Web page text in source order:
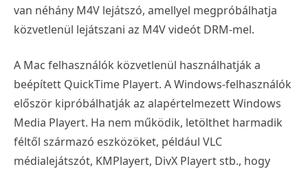
van néhány M4V lejátszó, amellyel megpróbálhatja
közvetlenül lejátszani az M4V videót DRM-mel.
A Mac felhasználók közvetlenül használhatják a
beépített QuickTime Playert. A Windows-felhasználók
először kipróbálhatják az alapértelmezett Windows
Media Playert. Ha nem működik, letölthet harmadik
féltől származó eszközöket, például VLC
médialejátszót, KMPlayert, DivX Playert stb., hogy